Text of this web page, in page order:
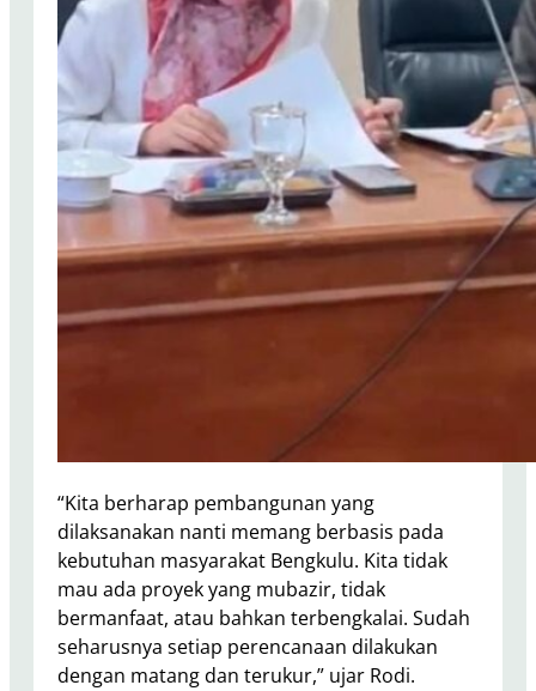
“Kita berharap pembangunan yang
dilaksanakan nanti memang berbasis pada
kebutuhan masyarakat Bengkulu. Kita tidak
mau ada proyek yang mubazir, tidak
bermanfaat, atau bahkan terbengkalai. Sudah
seharusnya setiap perencanaan dilakukan
dengan matang dan terukur,” ujar Rodi.